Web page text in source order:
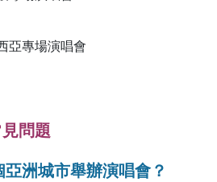
亞專場演唱會
問題
洲城市舉辦演唱會？